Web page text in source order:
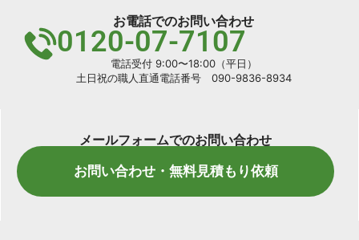
お電話でのお問い合わせ
0120-07-7107
電話受付 9:00〜18:00（平日）
土日祝の職人直通電話番号 090-9836-8934
メールフォームでのお問い合わせ
お問い合わせ・無料見積もり依頼